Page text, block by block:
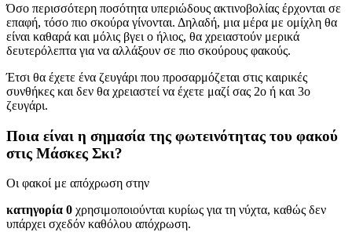
Όσο περισσότερη ποσότητα υπεριώδους ακτινοβολίας έρχονται σε
επαφή, τόσο πιο σκούρα γίνονται. Δηλαδή, μια μέρα με ομίχλη θα
είναι καθαρά και μόλις βγει ο ήλιος, θα χρειαστούν μερικά
δευτερόλεπτα για να αλλάξουν σε πιο σκούρους φακούς.
Έτσι θα έχετε ένα ζευγάρι που προσαρμόζεται στις καιρικές
συνθήκες και δεν θα χρειαστεί να έχετε μαζί σας 2ο ή και 3ο
ζευγάρι.
Ποια είναι η σημασία της φωτεινότητας του φακού
στις Μάσκες Σκι?
Οι φακοί με απόχρωση στην
κατηγορία 0 χρησιμοποιούνται κυρίως για τη νύχτα, καθώς δεν
υπάρχει σχεδόν καθόλου απόχρωση.